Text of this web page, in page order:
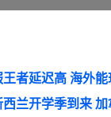
者延迟高 海外